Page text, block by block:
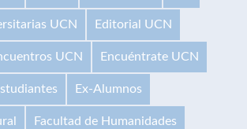
UCN Editorial UCN
UCN Encuéntrate UCN
Ex-Alumnos
Facultad de Humanidades